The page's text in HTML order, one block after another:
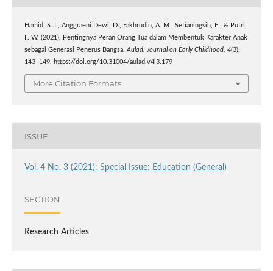
Hamid, S. I., Anggraeni Dewi, D., Fakhrudin, A. M., Setianingsih, E., & Putri,
F. W. (2021). Pentingnya Peran Orang Tua dalam Membentuk Karakter Anak
sebagai Generasi Penerus Bangsa. Aulad: Journal on Early Childhood, 4(3),
143–149. https://doi.org/10.31004/aulad.v4i3.179
More Citation Formats
ISSUE
Vol. 4 No. 3 (2021): Special Issue: Education (General)
SECTION
Research Articles